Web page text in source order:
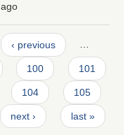
ago
‹ previous …
100 101
104 105
next › last »